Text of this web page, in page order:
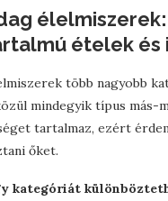
ételek és
több nagyobb
mindegyik típus más-
tartalmaz, ezért
őket.
kategóriát